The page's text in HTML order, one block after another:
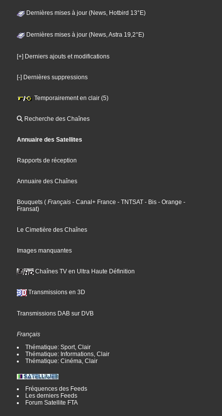
Dernières mises à jour (News, Hotbird 13°E)
Dernières mises à jour (News, Astra 19,2°E)
[+] Derniers ajouts et modifications
[-] Dernières suppressions
Temporairement en clair (5)
Recherche des Chaînes
Annuaire des Satellites
Rapports de réception
Annuaire des Chaînes
Bouquets ( Français - Canal+ France - TNTSAT - Bis - Orange -
Fransat)
Le Cimetière des Chaînes
Images manquantes
Chaînes TV en Ultra Haute Définition
Transmissions en 3D
Transmissions DAB sur DVB
Français
Thématique: Sport, Clair
Thématique: Informations, Clair
Thématique: Cinéma, Clair
Fréquences des Feeds
Les derniers Feeds
Forum Satellite FTA